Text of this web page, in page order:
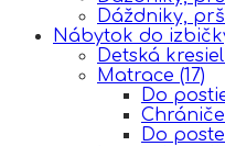
Dáždniky,
Nábytok do
Detská
Matrace (17)
Do
Do